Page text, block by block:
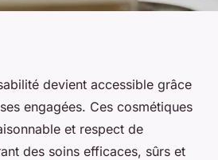
: luxe
fait en france
•3 min de lecture
devient accessible grâce
engagées. Ces cosmétiques
et respect de
des soins efficaces, sûrs et